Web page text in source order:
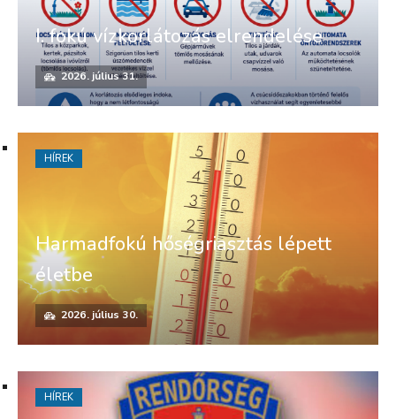
I. fokú vízkorlátozás elrendelése
2026. július 31.
Harmadfokú hőségriasztás lépett
életbe
2026. július 30.
HÍREK
HÍREK